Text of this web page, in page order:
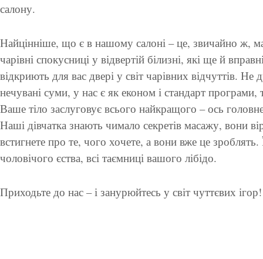
салону.
Найцінніше, що є в нашому салоні – це, звичайно ж,
чарівні спокусниці у відвертій білизні, які ще й
відкриють для вас двері у світ чарівних відчуттів.
нечувані суми, у нас є як економ і стандарт програми,
Ваше тіло заслуговує всього найкращого – ось
Наші дівчатка знають чимало секретів масажу, вони
встигнете про те, чого хочете, а вони вже це зроблять.
чоловічого єства, всі таємниці вашого лібідо.
Приходьте до нас – і занурюйтесь у світ чуттєвих ігор!